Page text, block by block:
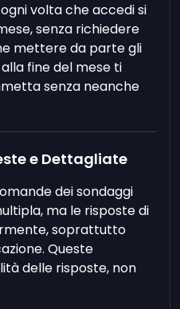
volta che accedi si
senza richiedere
mettere da parte gli
fine del mese ti
senza neanche
e Dettagliate
dei sondaggi
ma le risposte di
soprattutto
Queste
delle risposte, non